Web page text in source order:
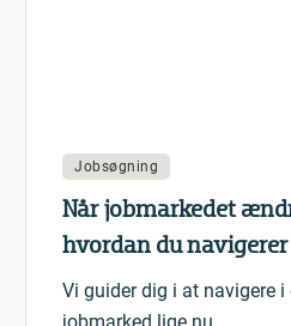
Jobsøgning
Når jobmarkedet
hvordan du
Vi guider dig i at navigere